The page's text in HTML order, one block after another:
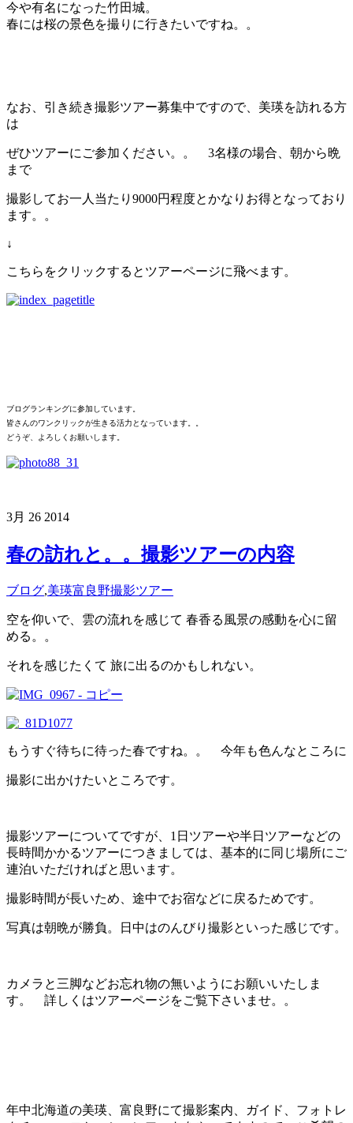
今や有名になった竹田城。
春には桜の景色を撮りに行きたいですね。。
なお、引き続き撮影ツアー募集中ですので、美瑛を訪れる方
は
ぜひツアーにご参加ください。。 3名様の場合、朝から晩
まで
撮影してお一人当たり9000円程度とかなりお得となっており
ます。。
↓
こちらをクリックするとツアーページに飛べます。
ブログランキングに参加しています。
皆さんのワンクリックが生きる活力となっています。。
どうぞ、よろしくお願いします。
3月 26 2014
春の訪れと。。撮影ツアーの内容
ブログ,美瑛富良野撮影ツアー
空を仰いで、雲の流れを感じて 春香る風景の感動を心に留
める。。
それを感じたくて 旅に出るのかもしれない。
もうすぐ待ちに待った春ですね。。 今年も色んなところに
撮影に出かけたいところです。
撮影ツアーについてですが、1日ツアーや半日ツアーなどの
長時間かかるツアーにつきましては、基本的に同じ場所にご
連泊いただければと思います。
撮影時間が長いため、途中でお宿などに戻るためです。
写真は朝晩が勝負。日中はのんびり撮影といった感じです。
カメラと三脚などお忘れ物の無いようにお願いいたしま
す。 詳しくはツアーページをご覧下さいませ。。
年中北海道の美瑛、富良野にて撮影案内、ガイド、フォトレ